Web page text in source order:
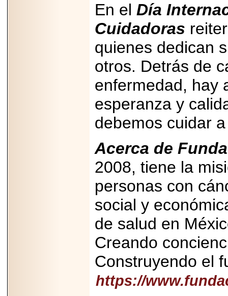
En el Día
Cuidadoras
quienes dedican
otros. Detrás de
enfermedad, hay
esperanza y
debemos
Acerca de
2008, tiene la
personas con
social y
de salud en
Creando
Construyendo el
https://